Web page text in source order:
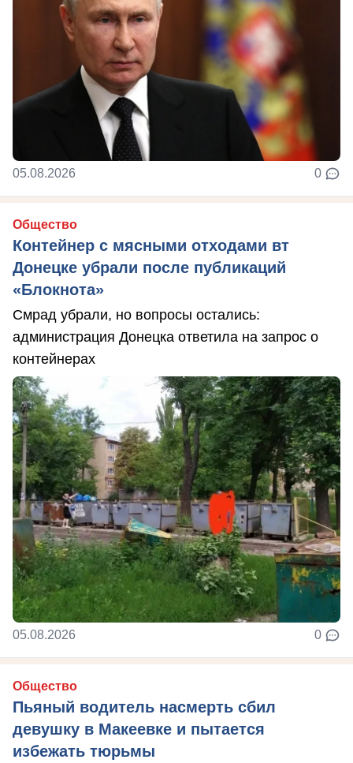
05.08.2026 0
Общество
Контейнер с мясными отходами вт
Донецке убрали после публикаций
«Блокнота»
Смрад убрали, но вопросы остались:
администрация Донецка ответила на запрос о
контейнерах
05.08.2026 0
Общество
Пьяный водитель насмерть сбил
девушку в Макеевке и пытается
избежать тюрьмы